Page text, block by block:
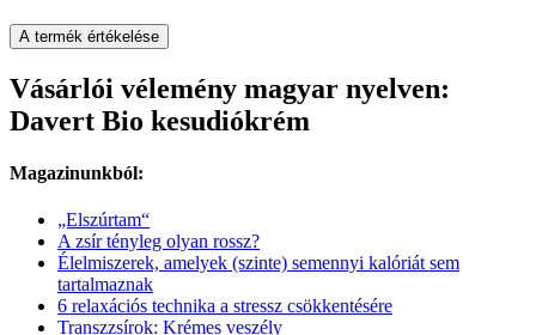
A termék értékelése
Vásárlói vélemény magyar nyelven:
Davert Bio kesudiókrém
Magazinunkból:
„Elszúrtam“
A zsír tényleg olyan rossz?
Élelmiszerek, amelyek (szinte) semennyi kalóriát sem
tartalmaznak
6 relaxációs technika a stressz csökkentésére
Transzzsírok: Krémes veszély